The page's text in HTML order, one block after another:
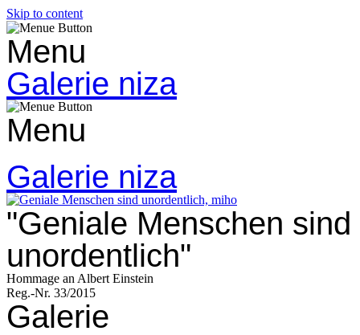
Skip to content
Menu
Galerie niza
Menu
Galerie niza
"Geniale Menschen sind
unordentlich"
Hommage an Albert Einstein
Reg.-Nr. 33/2015
Galerie